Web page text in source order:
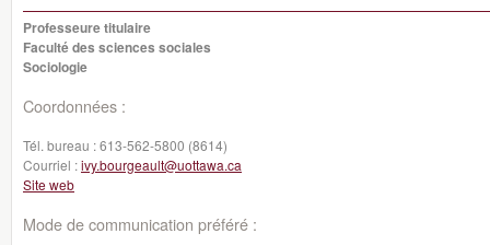
Professeure titulaire
Faculté des sciences sociales
Sociologie
Coordonnées :
Tél. bureau :613-562-5800 (8614)
Courriel :ivy.bourgeault@uottawa.ca
Site web
Mode de communication préféré :